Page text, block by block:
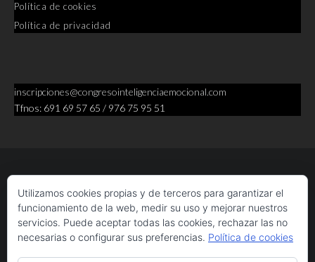
Política de cookies
Política de privacidad
inscripciones@congresointeligenciaemocional.com
Tfnos: 691 69 57 65 / 976 75 95 51
Utilizamos cookies propias y de terceros para garantizar el
funcionamiento de la web, medir su uso y mejorar nuestros
servicios. Puede aceptar todas las cookies, rechazar las no
necesarias o configurar sus preferencias. Política de cookies